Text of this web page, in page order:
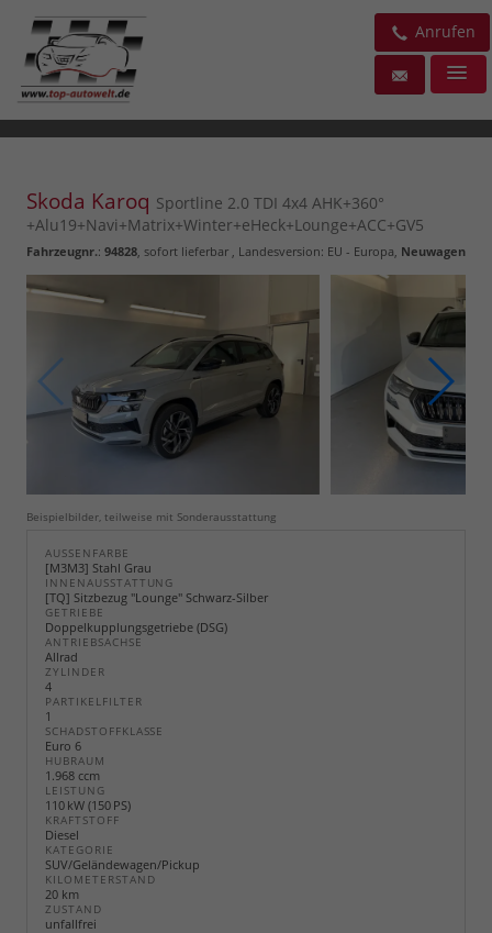
Anrufen
Skoda Karoq Sportline 2.0 TDI 4x4 AHK+360°
+Alu19+Navi+Matrix+Winter+eHeck+Lounge+ACC+GV5
Fahrzeugnr.: 94828 sofort lieferbar , Landesversion: EU - Europa, Neuwagen
Beispielbilder, teilweise mit Sonderausstattung
AUSSENFARBE
[M3M3] Stahl Grau
INNENAUSSTATTUNG
[TQ] Sitzbezug "Lounge" Schwarz-Silber
GETRIEBE
Doppelkupplungsgetriebe (DSG)
ANTRIEBSACHSE
Allrad
ZYLINDER
4
PARTIKELFILTER
1
SCHADSTOFFKLASSE
Euro 6
HUBRAUM
1.968 ccm
LEISTUNG
110 kW (150 PS)
KRAFTSTOFF
Diesel
KATEGORIE
SUV/Geländewagen/Pickup
KILOMETERSTAND
20 km
ZUSTAND
unfallfrei